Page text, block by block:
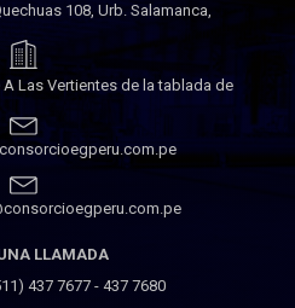
108, Urb. Salamanca,
Las Vertientes de la tablada de
LLAMADA
437 7677 - 437 7680